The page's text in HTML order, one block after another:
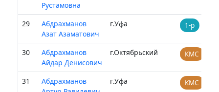
Рустамовна
29
Абдрахманов
Азат Азаматович
г.Уфа 1-р
30
Абдрахманов
Айдар Денисович
г.Октябрьский КМС
31
Абдрахманов
г.Уфа КМС